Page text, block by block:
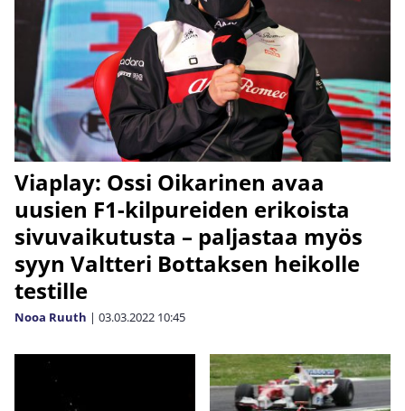
Viaplay: Ossi Oikarinen avaa
uusien F1-kilpureiden erikoista
sivuvaikutusta – paljastaa myös
syyn Valtteri Bottaksen heikolle
testille
Nooa Ruuth | 03.03.2022 10:45